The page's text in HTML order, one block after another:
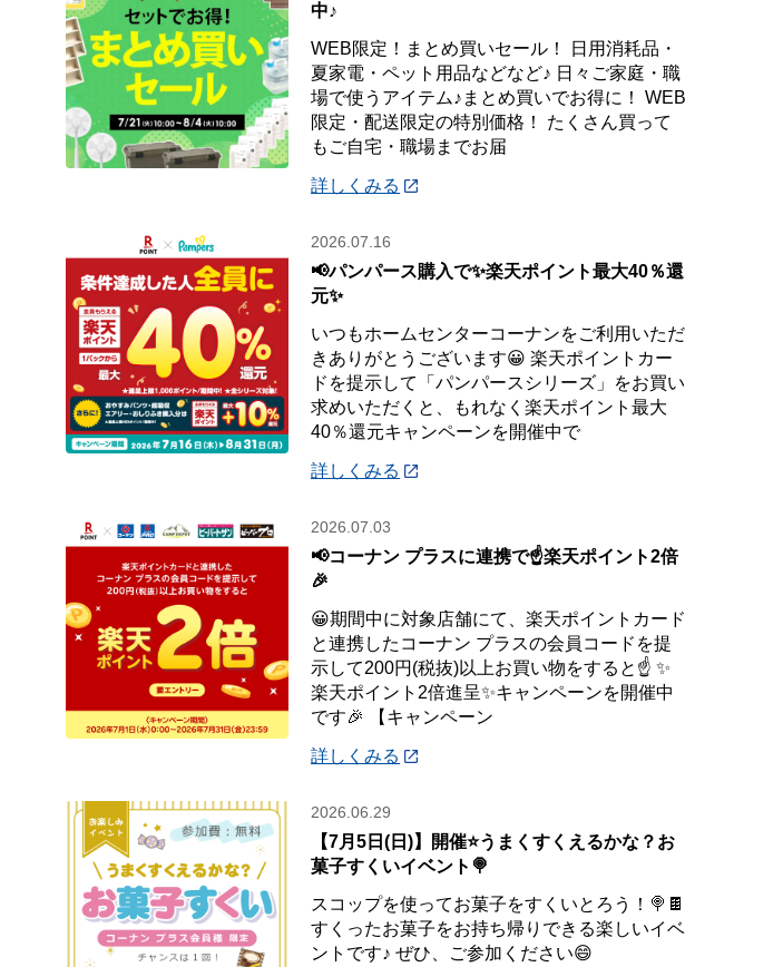
中♪
WEB限定！まとめ買いセール！ 日用消耗品・
夏家電・ペット用品などなど♪ 日々ご家庭・職
場で使うアイテム♪まとめ買いでお得に！ WEB
限定・配送限定の特別価格！ たくさん買って
もご自宅・職場までお届
詳しくみる
2026.07.16
📢パンパース購入で✨楽天ポイント最大40％還
元✨
いつもホームセンターコーナンをご利用いただ
きありがとうございます😀 楽天ポイントカー
ドを提示して「パンパースシリーズ」をお買い
求めいただくと、もれなく楽天ポイント最大
40％還元キャンペーンを開催中で
詳しくみる
2026.07.03
📢コーナン プラスに連携で☝️楽天ポイント2倍
🎉
😀期間中に対象店舗にて、楽天ポイントカード
と連携したコーナン プラスの会員コードを提
示して200円(税抜)以上お買い物をすると☝️ ✨
楽天ポイント2倍進呈✨キャンペーンを開催中
です🎉 【キャンペーン
詳しくみる
2026.06.29
【7月5日(日)】開催⭐️うまくすくえるかな？お
菓子すくいイベント🍭
スコップを使ってお菓子をすくいとろう！🍭🍫
すくったお菓子をお持ち帰りできる楽しいイベ
ントです♪ ぜひ、ご参加ください😄